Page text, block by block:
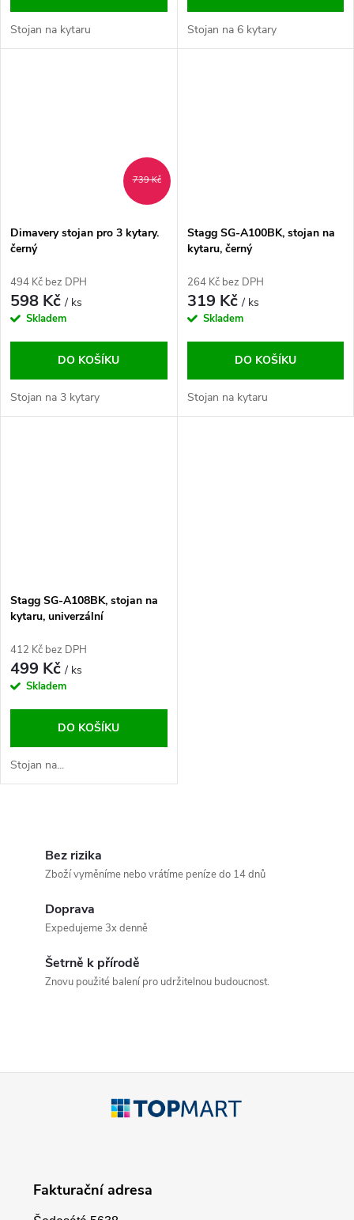
Stojan na kytaru Stojan na 6 kytary
739 Kč
Dimavery stojan pro 3 kytary.
černý
494 Kč bez DPH
598 Kč/ ks
Skladem
DO KOŠÍKU
Stojan na 3 kytary
Stagg SG-A100BK, stojan na
kytaru, černý
264 Kč bez DPH
319 Kč/ ks
Skladem
DO KOŠÍKU
Stojan na kytaru
Stagg SG-A108BK, stojan na
kytaru, univerzální
412 Kč bez DPH
499 Kč/ ks
Skladem
DO KOŠÍKU
Stojan na...
Bez rizika
Zboží vyměníme nebo vrátíme peníze do 14 dnů
Doprava
Expedujeme 3x denně
Šetrně k přírodě
Znovu použité balení pro udržitelnou budoucnost.
Fakturační adresa